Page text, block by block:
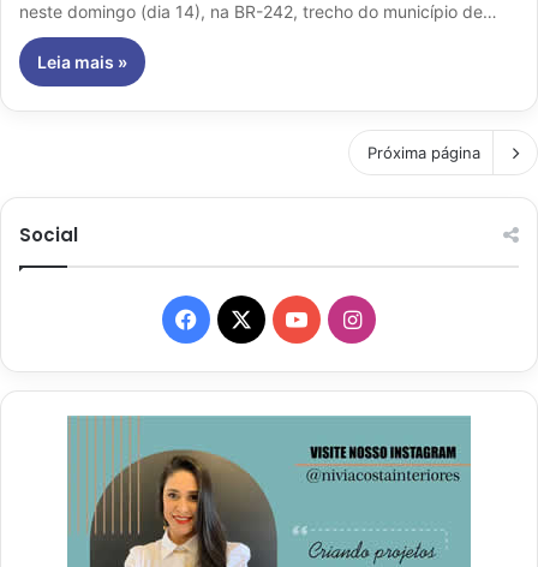
neste domingo (dia 14), na BR-242, trecho do município de…
Leia mais »
Próxima página
Social
Facebook
X YouTubeInstagram